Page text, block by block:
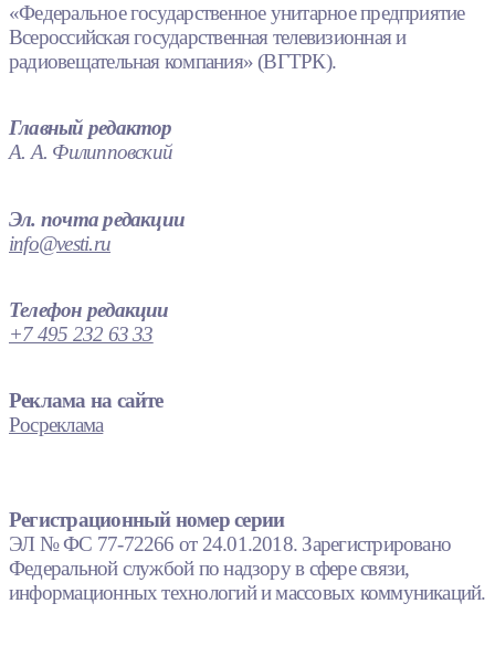
«Федеральное государственное унитарное предприятие
Всероссийская государственная телевизионная и
радиовещательная компания» (ВГТРК).
Главный редактор
А. А. Филипповский
Эл. почта редакции
info@vesti.ru
Телефон редакции
+7 495 232 63 33
Реклама на сайте
Росреклама
Регистрационный номер серии
ЭЛ № ФС 77-72266 от 24.01.2018. Зарегистрировано
Федеральной службой по надзору в сфере связи,
информационных технологий и массовых коммуникаций.